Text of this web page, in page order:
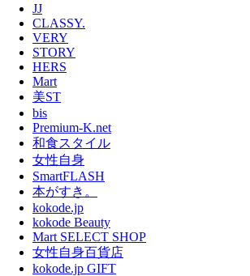
JJ
CLASSY.
VERY
STORY
HERS
Mart
美ST
bis
Premium-K.net
和食スタイル
女性自身
SmartFLASH
本がすき。
kokode.jp
kokode Beauty
Mart SELECT SHOP
女性自身百貨店
kokode.jp GIFT